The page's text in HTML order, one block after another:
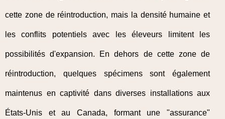
cette zone de réintroduction, mais la densité humaine et
les conflits potentiels avec les éleveurs limitent les
possibilités d'expansion. En dehors de cette zone de
réintroduction, quelques spécimens sont également
maintenus en captivité dans diverses installations aux
États-Unis et au Canada, formant une "assurance"